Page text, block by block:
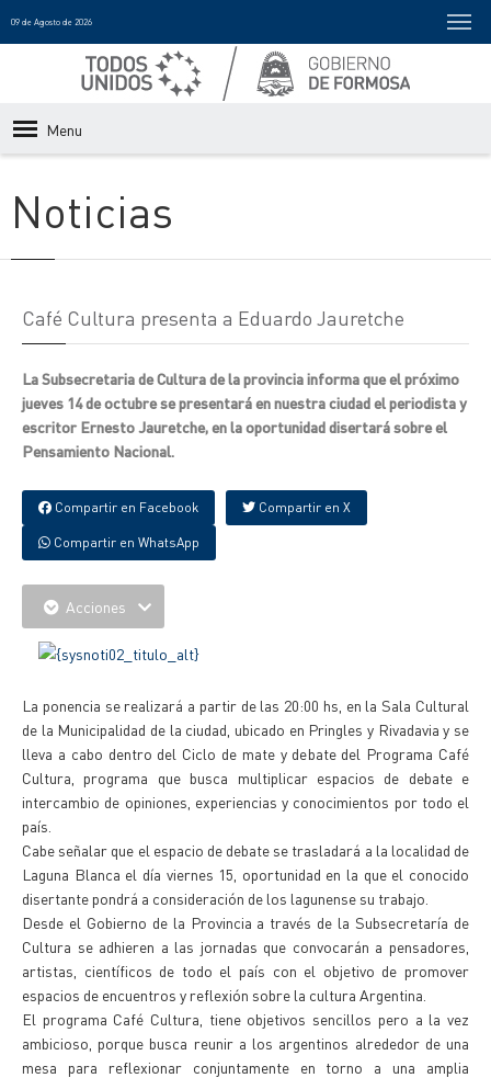
09 de Agosto de 2026
Menu
Noticias
Café Cultura presenta a Eduardo Jauretche
La Subsecretaria de Cultura de la provincia informa que el próximo
jueves 14 de octubre se presentará en nuestra ciudad el periodista y
escritor Ernesto Jauretche, en la oportunidad disertará sobre el
Pensamiento Nacional.
Compartir en Facebook Compartir en X
Compartir en WhatsApp
Acciones
La ponencia se realizará a partir de las 20:00 hs, en la Sala Cultural
de la Municipalidad de la ciudad, ubicado en Pringles y Rivadavia y se
lleva a cabo dentro del Ciclo de mate y debate del Programa Café
Cultura, programa que busca multiplicar espacios de debate e
intercambio de opiniones, experiencias y conocimientos por todo el
país.
Cabe señalar que el espacio de debate se trasladará a la localidad de
Laguna Blanca el día viernes 15, oportunidad en la que el conocido
disertante pondrá a consideración de los lagunense su trabajo.
Desde el Gobierno de la Provincia a través de la Subsecretaría de
Cultura se adhieren a las jornadas que convocarán a pensadores,
artistas, científicos de todo el país con el objetivo de promover
espacios de encuentros y reflexión sobre la cultura Argentina.
El programa Café Cultura, tiene objetivos sencillos pero a la vez
ambicioso, porque busca reunir a los argentinos alrededor de una
mesa para reflexionar conjuntamente en torno a una amplia